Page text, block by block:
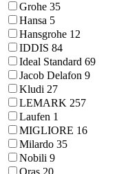
Grohe 35
Hansa 5
Hansgrohe 12
IDDIS 84
Ideal Standard 69
Jacob Delafon 9
Kludi 27
LEMARK 257
Laufen 1
MIGLIORE 16
Milardo 35
Nobili 9